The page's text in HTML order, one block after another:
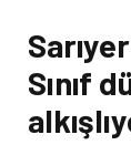
Sınıf